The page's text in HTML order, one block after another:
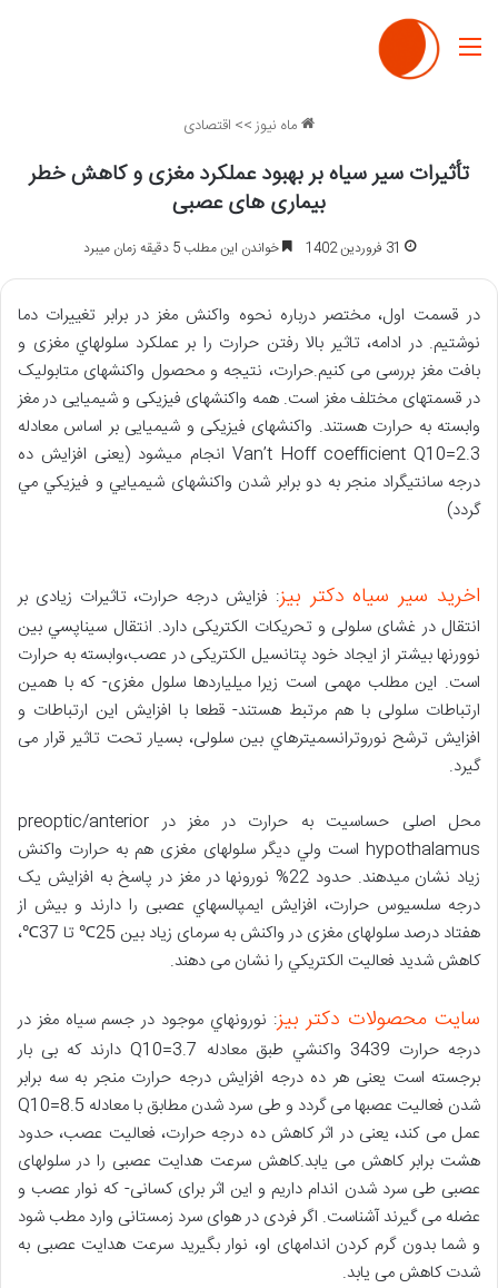
منو
ماه نیوز>> اقتصادی
تأثیرات سیر سیاه بر بهبود عملکرد مغزی و کاهش خطر
بیماری های عصبی
31 فروردین 1402 خواندن این مطلب 5 دقیقه زمان میبرد
در قسمت اول، مختصر درباره نحوه واکنش مغز در برابر تغییرات دما
نوشتيم. در ادامه، تاثیر بالا رفتن حرارت را بر عملکرد سلولهاي مغزی و
بافت مغز بررسی می کنيم.حرارت، نتیجه و محصول واکنشهای متابوليک
در قسمتهای مختلف مغز است. همه واکنشهای فیزیکی و شيميايی در مغز
وابسته به حرارت هستند. واکنشهای فیزیکی و شیمیایی بر اساس معادله
Van’t Hoff coefficient Q10=2.3 انجام میشود (یعنی افزایش ده
درجه سانتیگراد منجر به دو برابر شدن واکنشهای شيميایي و فيزيکي مي
گردد)
اخرید سیر سیاه دکتر بیز: فزایش درجه حرارت، تاثیرات زیادی بر
انتقال در غشای سلولی و تحریکات الکتریکی دارد. انتقال سيناپسي بین
نوورنها بیشتر از ايجاد خود پتانسیل الکتریکی در عصب،وابسته به حرارت
است. این مطلب مهمی است زیرا میلیاردها سلول مغزی- که با همین
ارتباطات سلولی با هم مرتبط هستند- قطعا با افزایش این ارتباطات و
افزایش ترشح نوروترانسميترهاي بین سلولی، بسیار تحت تاثیر قرار می
گیرد.
محل اصلی حساسیت به حرارت در مغز در preoptic/anterior
hypothalamus است ولي دیگر سلولهای مغزی هم به حرارت واکنش
زیاد نشان میدهند. حدود 22% نورونها در مغز در پاسخ به افزایش یک
درجه سلسیوس حرارت، افزایش ایمپالسهاي عصبی را دارند و بیش از
هفتاد درصد سلولهای مغزی در واکنش به سرمای زیاد بين 25℃ تا 37℃،
کاهش شدید فعالیت الکتريکي را نشان می دهند.
سایت محصولات دکتر بیز: نورونهاي موجود در جسم سیاه مغز در
درجه حرارت 3439 واکنشي طبق معادله Q10=3.7 دارند که بی بار
برجسته است یعنی هر ده درجه افزایش درجه حرارت منجر به سه برابر
شدن فعالیت عصبها می گردد و طی سرد شدن مطابق با معادله Q10=8.5
عمل می کند، یعنی در اثر کاهش ده درجه حرارت، فعالیت عصب، حدود
هشت برابر کاهش می یابد.کاهش سرعت هدایت عصبی را در سلولهای
عصبی طی سرد شدن اندام داریم و این اثر برای کسانی- که نوار عصب و
عضله می گيرند آشناست. اگر فردی در هوای سرد زمستانی وارد مطب شود
و شما بدون گرم کردن اندامهای او، نوار بگیرید سرعت هدایت عصبی به
شدت کاهش می یابد.